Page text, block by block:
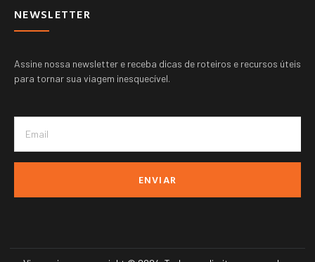
NEWSLETTER
Assine nossa newsletter e receba dicas de roteiros e recursos úteis
para tornar sua viagem inesquecível.
ENVIAR